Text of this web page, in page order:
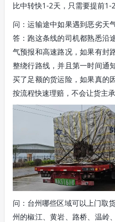
比中转快1-2天，只需要提前1-
问：运输途中如果遇到恶劣天
答：跑这条线的司机都熟悉沿
气预报和高速路况，如果有封
整绕行路线，并且第一时间通
买了足额的货运险，如果真的
按流程快速理赔，不会让货主承
问：台州哪些区域可以上门取
州的椒江、黄岩、路桥、温岭